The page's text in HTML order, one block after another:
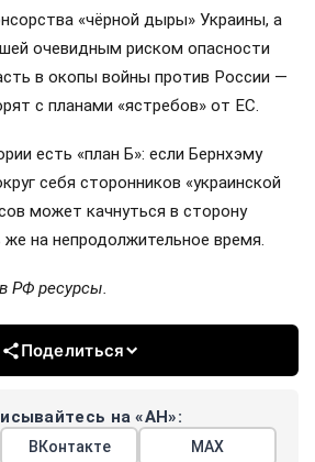
«чёрной дыры» Украины, а
очевидным риском опасности
в окопы войны против России —
с планами «ястребов» от ЕС.
есть «план Б»: если Бернхэму
себя сторонников «украинской
может качнуться в сторону
на непродолжительное время.
РФ ресурсы.
Поделиться
на «АН»:
ВКонтакте МАХ